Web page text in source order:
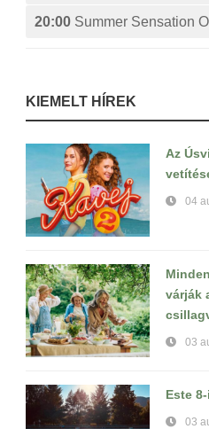
20:00 Summer Sensation
KIEMELT HÍREK
Az
04
várják
03
Este
03